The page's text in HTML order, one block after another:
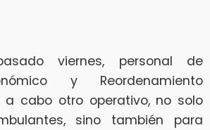
viernes, personal de
y Reordenamiento
a cabo otro operativo, no solo
sino también para